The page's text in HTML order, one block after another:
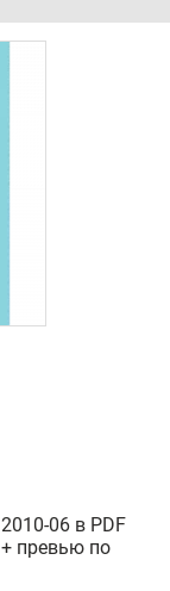
06 в PDF
превью по